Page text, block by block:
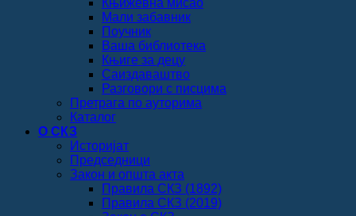
Мали забавник
Поучник
Ваша библиотека
Књиге за децу
Саиздаваштво
Разговори с писцима
Претрага по ауторима
Каталог
О СКЗ
Историјат
Председници
Закон и општа акта
Правила СКЗ (1892)
Правила СКЗ (2019)